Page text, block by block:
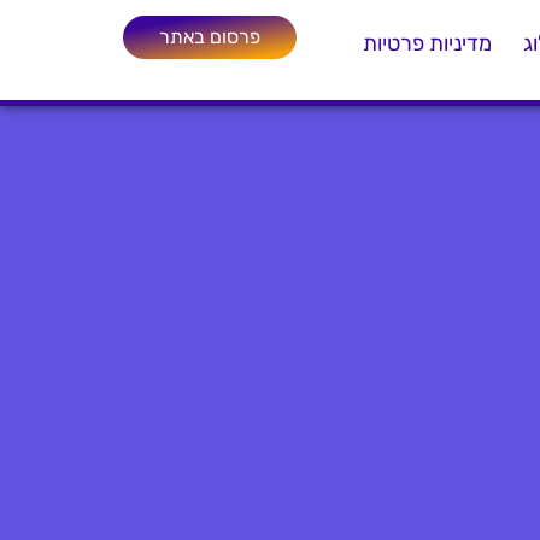
מדיניות פרטיות פרסום באתר